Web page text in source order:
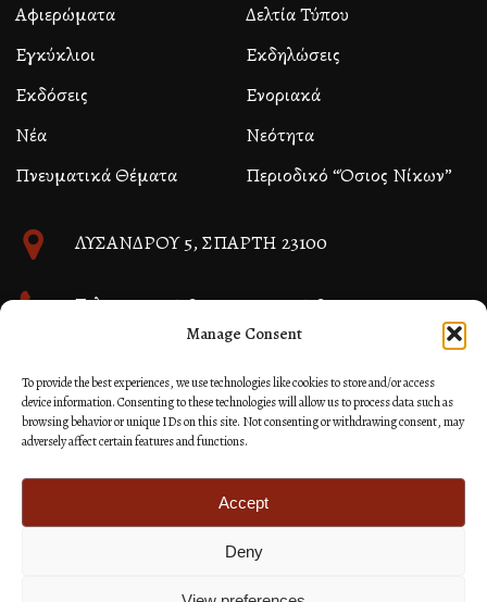
Manage Consent
To provide the best experiences, we use technologies like cookies to store and/or access
device information. Consenting to these technologies will allow us to process data such as
browsing behavior or unique IDs on this site. Not consenting or withdrawing consent, may
adversely affect certain features and functions.
Accept
Deny
Αφιερώματα
Δελτία Τύπου
Εγκύκλιοι
Εκδηλώσεις
Εκδόσεις
Ενοριακά
Νέα
Νεότητα
Πνευματικά Θέματα
Περιοδικό “Όσιος Νίκων”
ΛΥΣΑΝΔΡΟΥ 5, ΣΠΑΡΤΗ 23100
Τηλ. 27310 26580 και 27310 26581
Κατασκευή Ιστοσελίδων Site as you GO: Falcon από
Hellenic Technologies